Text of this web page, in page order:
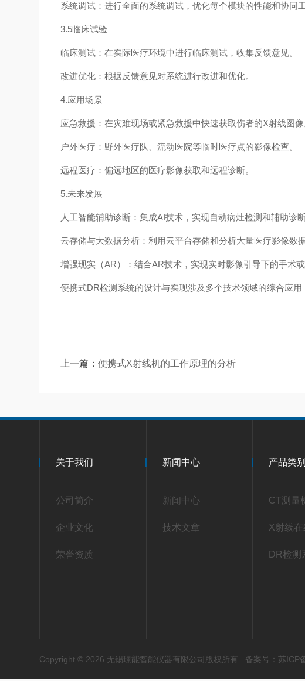
系统调试：进行全面的系统调试，优化每个模块的性能和协同
3.5临床试验
临床测试：在实际医疗环境中进行临床测试，收集反馈意见。
改进优化：根据反馈意见对系统进行改进和优化。
4.应用场景
应急救援：在灾难现场或紧急救援中快速获取伤者的X射线图
户外医疗：野外医疗队、流动医院等临时医疗点的影像检查。
远程医疗：偏远地区的医疗影像获取和远程诊断。
5.未来发展
人工智能辅助诊断：集成AI技术，实现自动病灶检测和辅助诊
云存储与大数据分析：利用云平台存储和分析大量医疗影像数
增强现实（AR）：结合AR技术，实现实时影像引导下的手术
便携式DR检测系统的设计与实现涉及多个技术领域的综合应
上一篇：便携式X射线机的工作原理的分析
关于我们
公司简介
企业文化
荣誉资质
新闻中心
新闻中心
技术文章
产品类别
CT测量
X射线在
DR检测
Copyright © 2026 无锡璟能智能仪器有限公司版权所有 备案号：苏ICP